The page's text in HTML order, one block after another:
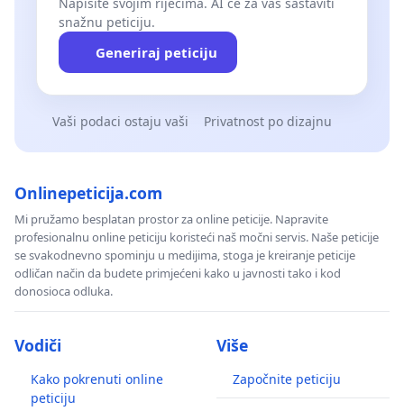
Napišite svojim riječima. AI će za vas sastaviti
snažnu peticiju.
Generiraj peticiju
Vaši podaci ostaju vaši Privatnost po dizajnu
Onlinepeticija.com
Mi pružamo besplatan prostor za online peticije. Napravite
profesionalnu online peticiju koristeći naš močni servis. Naše peticije
se svakodnevno spominju u medijima, stoga je kreiranje peticije
odličan način da budete primjećeni kako u javnosti tako i kod
donosioca odluka.
Vodiči
Kako pokrenuti online
peticiju
Više
Započnite peticiju